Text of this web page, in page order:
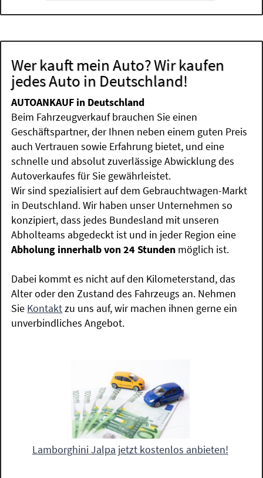
Wer kauft mein Auto? Wir kaufen
jedes Auto in Deutschland!
AUTOANKAUF in Deutschland
Beim Fahrzeugverkauf brauchen Sie einen
Geschäftspartner, der Ihnen neben einem guten Preis
auch Vertrauen sowie Erfahrung bietet, und eine
schnelle und absolut zuverlässige Abwicklung des
Autoverkaufes für Sie gewährleistet.
Wir sind spezialisiert auf dem Gebrauchtwagen-Markt
in Deutschland. Wir haben unser Unternehmen so
konzipiert, dass jedes Bundesland mit unseren
Abholteams abgedeckt ist und in jeder Region eine
Abholung innerhalb von 24 Stunden möglich ist.
Dabei kommt es nicht auf den Kilometerstand, das
Alter oder den Zustand des Fahrzeugs an. Nehmen
Sie Kontaktzu uns auf, wir machen ihnen gerne ein
unverbindliches Angebot.
Lamborghini Jalpa jetzt kostenlos anbieten!